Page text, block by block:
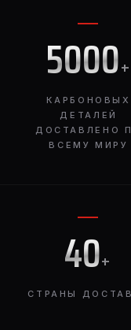
5000+
КАРБОНОВЫХ
ДЕТАЛЕЙ
ДОСТАВЛЕНО
ВСЕМУ МИРУ
40+
СТРАНЫ